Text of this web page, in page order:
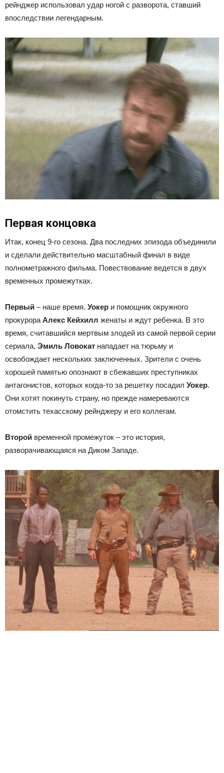
рейнджер использовал удар ногой с разворота, ставший
впоследствии легендарным.
Первая концовка
Итак, конец 9-го сезона. Два последних эпизода объединили
и сделали действительно масштабный финал в виде
полнометражного фильма. Повествование ведется в двух
временных промежутках.
Первый – наше время. Уокер и помощник окружного
прокурора Алекс Кейхилл женаты и ждут ребенка. В это
время, считавшийся мертвым злодей из самой первой серии
сериала, Эмиль Ловокат нападает на тюрьму и
освобождает нескольких заключенных. Зрители с очень
хорошей памятью опознают в сбежавших преступниках
антагонистов, которых когда-то за решетку посадил Уокер.
Они хотят покинуть страну, но прежде намереваются
отомстить техасскому рейнджеру и его коллегам.
Второй временной промежуток – это история,
разворачивающаяся на Диком Западе.